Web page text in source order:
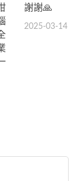
謝謝🙏
2025-03-14